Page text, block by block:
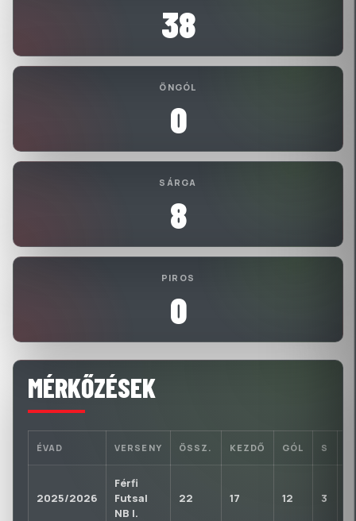
38
ÖNGÓL
0
SÁRGA
8
PIROS
0
MÉRKŐZÉSEK
ÉVAD VERSENY ÖSSZ. KEZDŐ GÓL S
2025/2026
Férfi
Futsal
NB I.
22 17 12 3